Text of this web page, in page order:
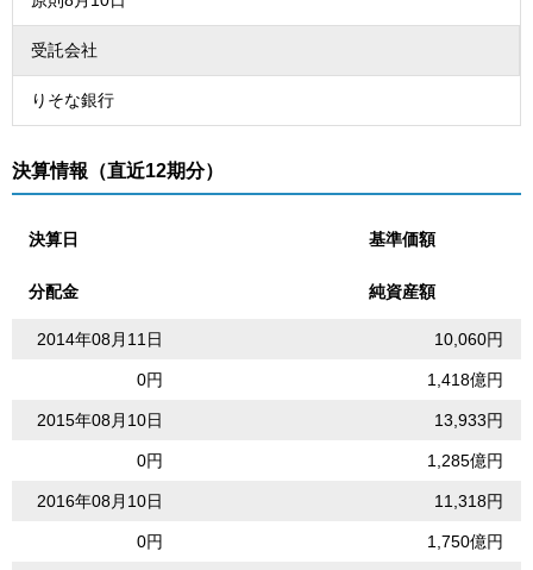
受託会社
りそな銀行
決算情報（直近12期分）
決算日 基準価額
分配金 純資産額
2014年08月11日 10,060円
0円 1,418億円
2015年08月10日 13,933円
0円 1,285億円
2016年08月10日 11,318円
0円 1,750億円